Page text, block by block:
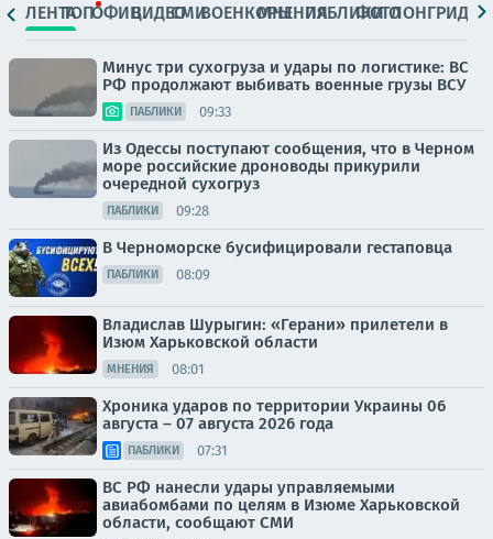
ЛЕНТАТОПОФИЦ.ВИДЕОСМИВОЕНКОРЫМНЕНИЯПАБЛИКИ
ФОТОЛОНГРИДЫ
Минус три сухогруза и удары по логистике: ВС
РФ продолжают выбивать военные грузы ВСУ
ПАБЛИКИ 09:33
Из Одессы поступают сообщения, что в Черном
море российские дроноводы прикурили
очередной сухогруз
ПАБЛИКИ 09:28
В Черноморске бусифицировали гестаповца
ПАБЛИКИ 08:09
Владислав Шурыгин: «Герани» прилетели в
Изюм Харьковской области
МНЕНИЯ 08:01
Хроника ударов по территории Украины 06
августа – 07 августа 2026 года
ПАБЛИКИ 07:31
ВС РФ нанесли удары управляемыми
авиабомбами по целям в Изюме Харьковской
области, сообщают СМИ